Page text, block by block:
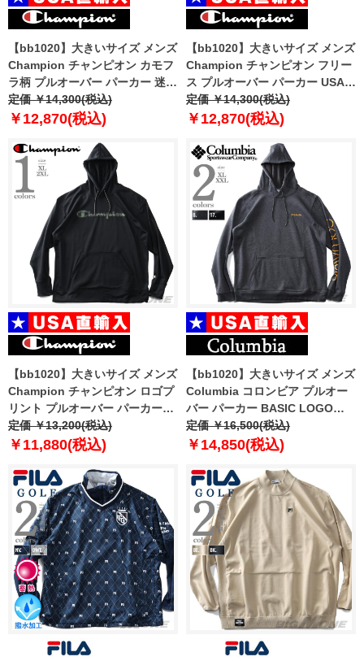
【bb1020】大きいサイズ メンズ
Champion チャンピオン カモフ
ラ柄 プルオーバー パーカー 迷彩
柄 USA直輸入 s9441p-586638
定価 ￥14,300(税込)
￥12,870(税込)
【bb1020】大きいサイズ メンズ
Champion チャンピオン フリー
ス プルオーバー パーカー USA直
輸入 s90224
定価 ￥14,300(税込)
￥12,870(税込)
【bb1020】大きいサイズ メンズ
Champion チャンピオン ロゴプ
リント プルオーバー パーカー
USA直輸入 s9441pg586mda
定価 ￥13,200(税込)
￥11,880(税込)
【bb1020】大きいサイズ メンズ
Columbia コロンビア プルオー
バー パーカー BASIC LOGO
HOODIE USA直輸入 1681661
定価 ￥16,500(税込)
￥14,850(税込)